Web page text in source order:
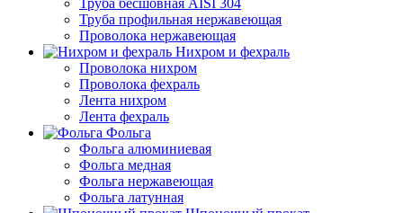
Труба профильная нержавеющая
Проволока нержавеющая
Нихром и фехраль
Проволока нихром
Проволока фехраль
Лента нихром
Лента фехраль
Фольга
Фольга алюминиевая
Фольга медная
Фольга нержавеющая
Фольга латунная